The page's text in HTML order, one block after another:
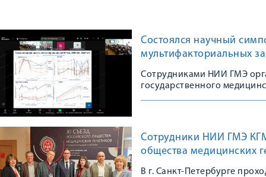
Состоялся научный
мультифакториальных
Сотрудниками НИИ ГМЭ
государственного
Сотрудники НИИ ГМЭ
общества медицинских
В г. Санкт-Петербурге